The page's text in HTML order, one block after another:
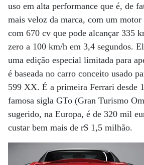
uso em alta performance que é, de
mais veloz da marca, com um
com 670 cv que pode alcançar 335
zero a 100 km/h em 3,4 segundos.
uma edição especial limitada para
é baseada no carro conceito usado
599 XX. É a primeira Ferrari desde
famosa sigla GTo (Gran Turismo
sugerido, na Europa, é de 320 mil
custar bem mais de r$ 1,5 milhão.